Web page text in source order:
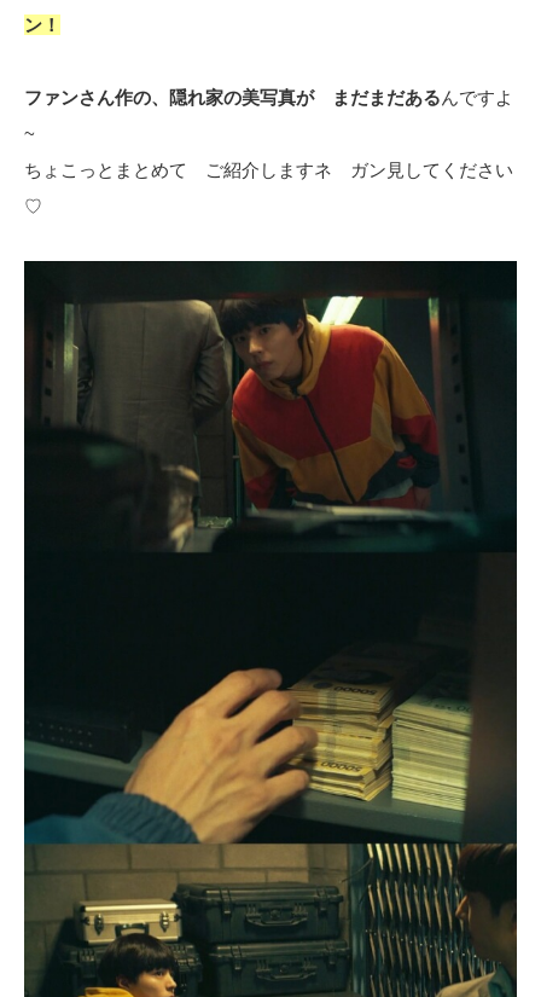
ン！
ファンさん作の、隠れ家の美写真が まだまだあるんですよ
~
ちょこっとまとめて ご紹介しますネ ガン見してください
♡